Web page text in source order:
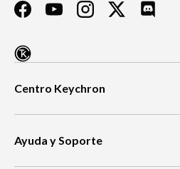
FacebookYouTubeInstagramTwitterDiscord
Centro Keychron
Ayuda y Soporte